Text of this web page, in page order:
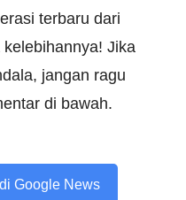
terbaru dari
Jika
jangan ragu
di bawah.
Google News